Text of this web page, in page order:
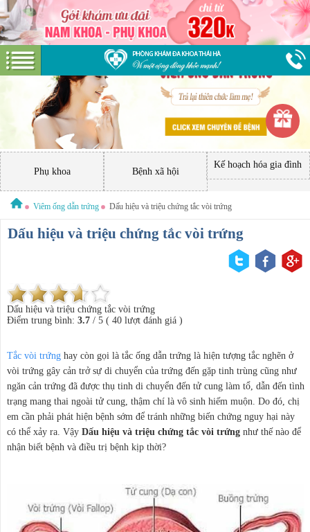
Phụ khoa Bệnh xã hội
Kế hoạch hóa gia đình
Viêm ống dẫn trứng Dấu hiệu và triệu chứng tắc vòi trứng
Dấu hiệu và triệu chứng tắc vòi trứng
Dấu hiệu và triệu chứng tắc vòi trứng
Điểm trung bình: 3.7/ 5( 40lượt đánh giá )
Tắc vòi trứnghay còn gọi là tắc ống dẫn trứng là hiện tượng tắc nghẽn ở
vòi trứng gây cản trở sự di chuyển của trứng đến gặp tinh trùng cũng như
ngăn cản trứng đã được thụ tinh di chuyển đến tử cung làm tổ, dẫn đến tình
trạng mang thai ngoài tử cung, thậm chí là vô sinh hiếm muộn. Do đó, chị
em cần phải phát hiện bệnh sớm để tránh những biến chứng nguy hại này
có thể xảy ra. Vậy Dấu hiệu và triệu chứng tắc vòi trứngnhư thế nào để
nhận biết bệnh và điều trị bệnh kịp thời?